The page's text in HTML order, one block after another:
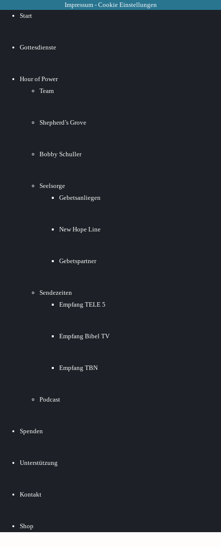
Impressum- Cookie Einstellungen
Start
Gottesdienste
Hour of Power
Team
Shepherd’s Grove
Bobby Schuller
Seelsorge
Gebetsanliegen
New Hope Line
Gebetspartner
Sendezeiten
Empfang TELE 5
Empfang Bibel TV
Empfang TBN
Podcast
Spenden
Unterstützung
Kontakt
Shop